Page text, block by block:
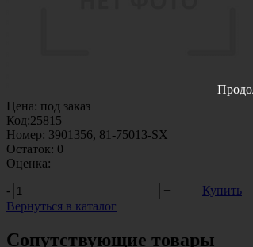
Цена: под заказ
Код:25815
Номер: 3901356, 81-75013-SX
Остаток: 0
Оценка:
-
+
Купить
Вернуться в каталог
Сопутствующие товары